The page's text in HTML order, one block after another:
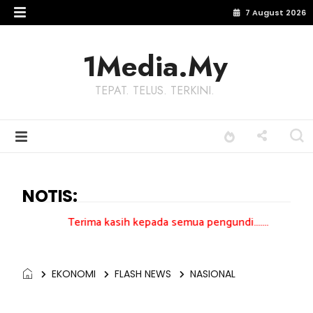
7 August 2026
1Media.My
TEPAT. TELUS. TERKINI.
NOTIS:
kasih kepada semua pengundi.......
EKONOMI FLASH NEWS NASIONAL